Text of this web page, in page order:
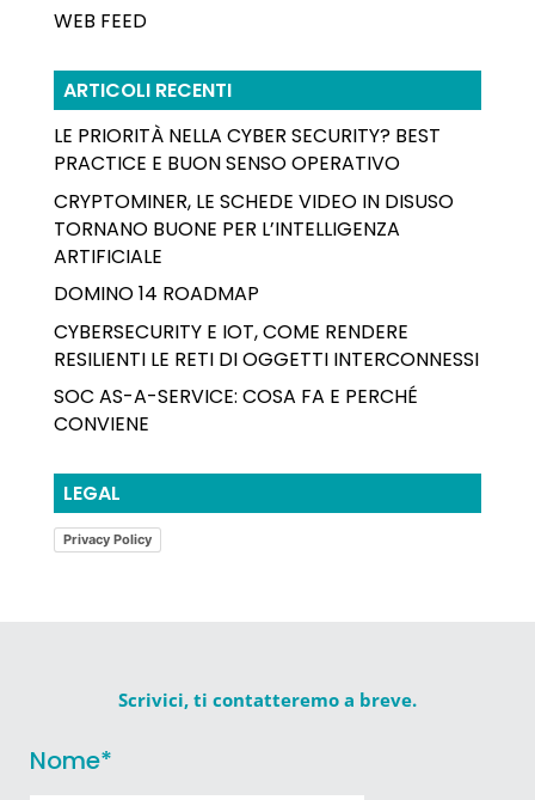
WEB FEED
ARTICOLI RECENTI
LE PRIORITÀ NELLA CYBER SECURITY? BEST
PRACTICE E BUON SENSO OPERATIVO
CRYPTOMINER, LE SCHEDE VIDEO IN DISUSO
TORNANO BUONE PER L’INTELLIGENZA
ARTIFICIALE
DOMINO 14 ROADMAP
CYBERSECURITY E IOT, COME RENDERE
RESILIENTI LE RETI DI OGGETTI INTERCONNESSI
SOC AS-A-SERVICE: COSA FA E PERCHÉ
CONVIENE
LEGAL
Privacy Policy
Scrivici, ti contatteremo a breve.
Nome*